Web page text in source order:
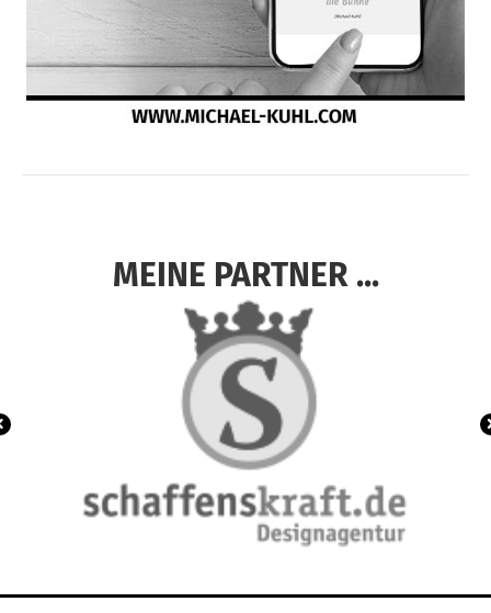
MEINE PARTNER ...